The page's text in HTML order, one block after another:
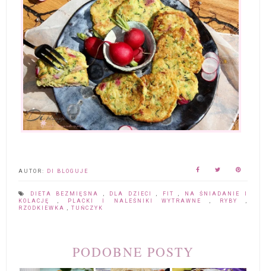
AUTOR: DI BLOGUJE
DIETA BEZMIĘSNA , DLA DZIECI, FIT,
NA ŚNIADANIE I
KOLACJĘ, PLACKI I NALEŚNIKI WYTRAWNE , RYBY ,
RZODKIEWKA , TUŃCZYK
PODOBNE POSTY